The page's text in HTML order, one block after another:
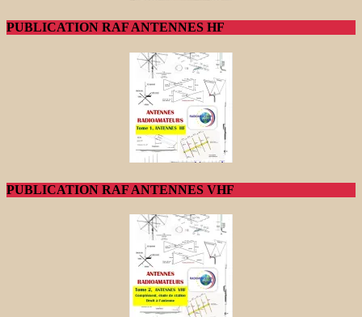
PUBLICATION RAF ANTENNES HF
PUBLICATION RAF ANTENNES VHF